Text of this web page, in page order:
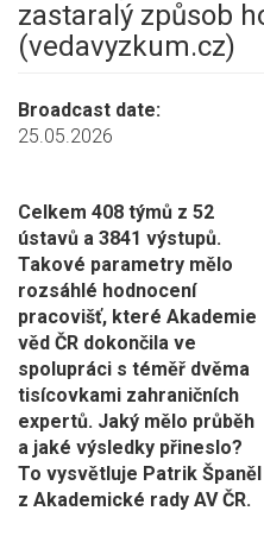
zastaralý způsob
(vedavyzkum.cz)
Broadcast date
25.05.2026
Celkem 408 týmů z 52
ústavů a 3841 výstupů.
Takové parametry mělo
rozsáhlé hodnocení
pracovišť, které Akademie
věd ČR dokončila ve
spolupráci s téměř dvěma
tisícovkami zahraničních
expertů. Jaký mělo průběh
a jaké výsledky přineslo?
To vysvětluje Patrik Španěl
z Akademické rady AV ČR.